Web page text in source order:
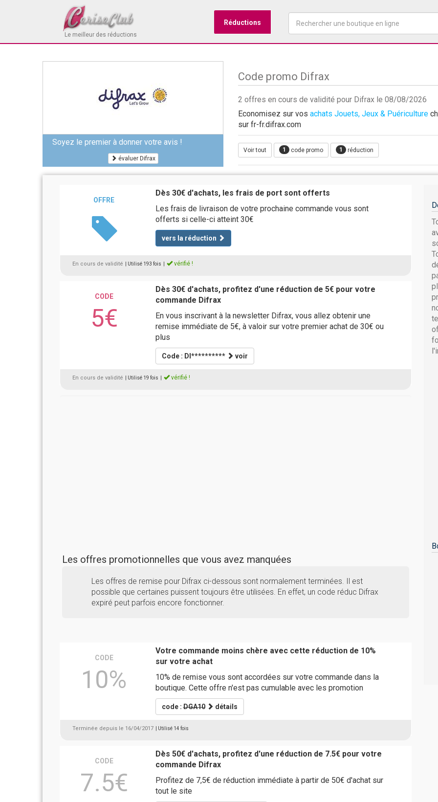
Le meilleur des réductions
Réductions
Soyez le premier à donner votre avis !
évaluer Difrax
Code promo Difrax
2 offres en cours de validité pour Difrax le 08/08/2026
Economisez sur vos achats Jouets, Jeux & Puériculture
sur fr-fr.difrax.com
Voir tout 1 code promo 1 réduction
OFFRE
Dès 30€ d'achats, les frais de port sont offerts
Les frais de livraison de votre prochaine commande vous sont
offerts si celle-ci atteint 30€
vers la réduction
En cours de validité | Utilisé 193 fois vérifié !
CODE
5€
Dès 30€ d'achats, profitez d'une réduction de 5€ pour votre
commande Difrax
En vous inscrivant à la newsletter Difrax, vous allez obtenir une
remise immédiate de 5€, à valoir sur votre premier achat de 30€ ou
plus
Code : DI********** voir
En cours de validité | Utilisé 19 fois vérifié !
Les offres promotionnelles que vous avez manquées
Les offres de remise pour Difrax ci-dessous sont normalement terminées. Il est
possible que certaines puissent toujours être utilisées. En effet, un code réduc Difrax
expiré peut parfois encore fonctionner.
CODE
10%
Votre commande moins chère avec cette réduction de 10%
sur votre achat
10% de remise vous sont accordées sur votre commande dans la
boutique. Cette offre n'est pas cumulable avec les promotion
code :DGA10 détails
Terminée depuis le 16/04/2017 | Utilisé 14 fois
CODE
7.5€
Dès 50€ d'achats, profitez d'une réduction de 7.5€ pour votre
commande Difrax
Profitez de 7,5€ de réduction immédiate à partir de 50€ d'achat sur
tout le site